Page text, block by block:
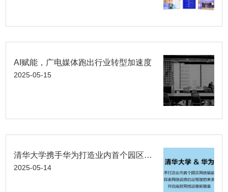
AI赋能，广电媒体跑出行业转型加速度
2025-05-15
清华大学携手华为打造业内首个园区网络智能体，推动高校网络迈向“自动驾驶”新时代
2025-05-14